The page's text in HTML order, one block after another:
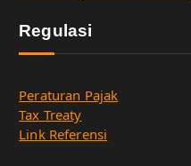
Regulasi
Peraturan Pajak
Tax Treaty
Link Referensi